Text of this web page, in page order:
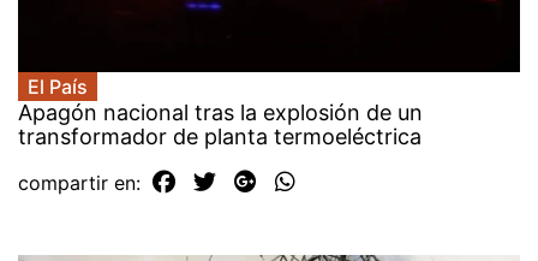
El País
Apagón nacional tras la explosión de un
transformador de planta termoeléctrica
compartir en: